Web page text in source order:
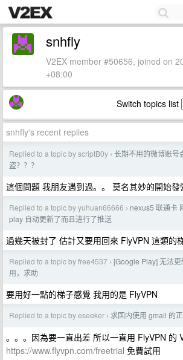
snhfly
V2EX member #50656, joined on
+08:00
Switch topics list
snhfly's recent replies
Replied to a topic by scriptB0y › 长期不用的微博账号
盗？？？
這個問題 我朋友遇到過。。 莫名其妙的開始發
Replied to a topic by yuhuan66666 › nexus5 联通卡
play 自动更新了而且进行了推送
過幾天被封了 估計又要用回來 FlyVPN 這類的
Replied to a topic by free4537 › [Google Play] 无法更
用，求助
要用好一點的梯子感覺 我用的是 FlyVPN
Replied to a topic by eseeker › 求国内使用 gmail 的
。。。因為要一直出差 所以一直用 FlyVPN 的
https://www.flyvpn.com/freetrial 免費試用